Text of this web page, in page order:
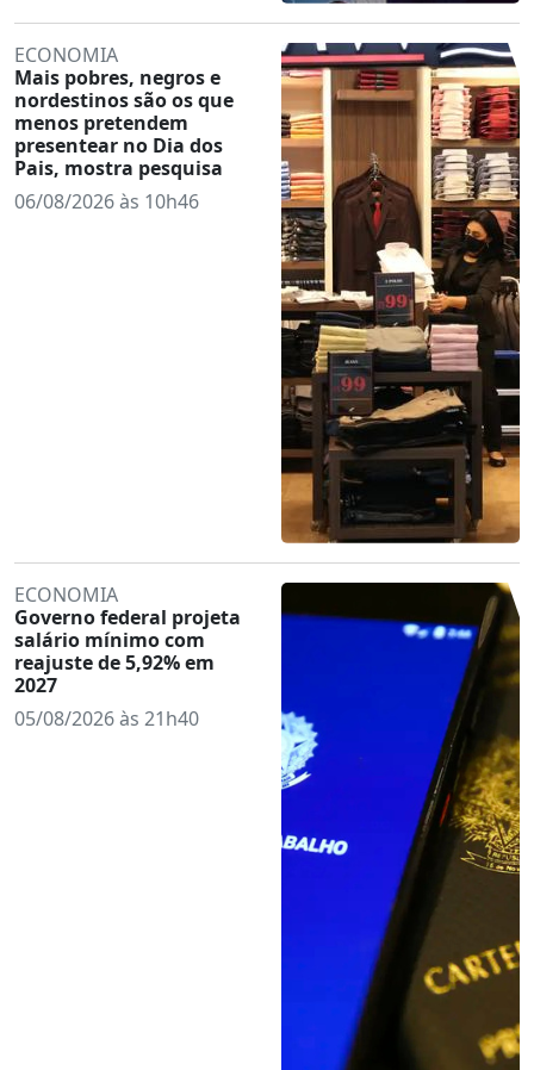
ECONOMIA
Mais pobres, negros e
nordestinos são os que
menos pretendem
presentear no Dia dos
Pais, mostra pesquisa
06/08/2026 às 10h46
ECONOMIA
Governo federal projeta
salário mínimo com
reajuste de 5,92% em
2027
05/08/2026 às 21h40